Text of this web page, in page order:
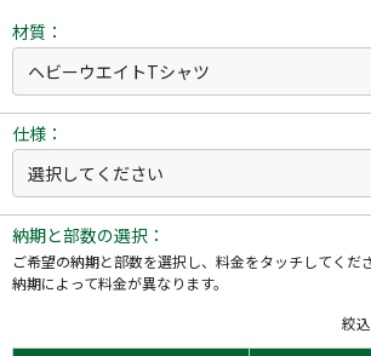
材質：
仕様：
納期と部数の選択：
ご希望の納期と部数を選択し、料金をタッチしてくださ
納期によって料金が異なります。
絞